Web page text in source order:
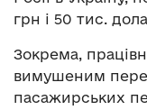
грн і 50 тис.
Зокрема,
вимушеним
пасажирських